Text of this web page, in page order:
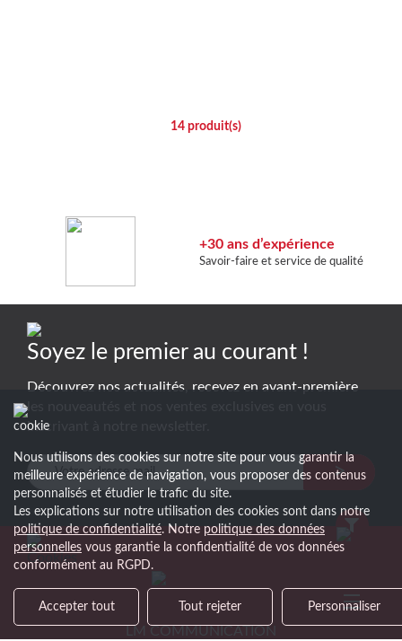
14produit(s)
+30 ans d’expérience
Savoir-faire et service de qualité
Soyez le premier au courant !
Découvrez nos actualités, recevez en avant-première
les nouveautés et nos ventes exclusives en vous
inscrivant à notre newsletter.
>
Nous utilisons des cookies sur notre site pour vous garantir la
meilleure expérience de navigation, vous proposer des contenus
personnalisés et étudier le trafic du site.
Les explications sur notre utilisation des cookies sont dans notre
politique de confidentialité. Notre politique des données
personnelles vous garantie la confidentialité de vos données
conformément au RGPD.
Accepter tout Tout rejeter Personnaliser